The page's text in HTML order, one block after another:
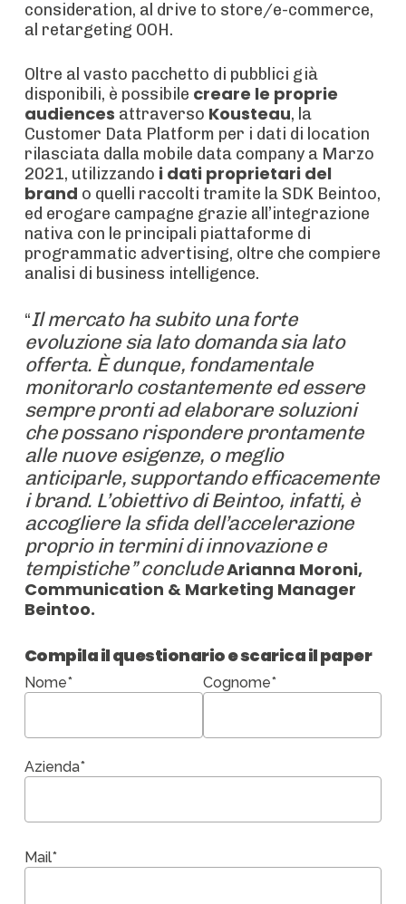
consideration, al drive to store/e-commerce,
al retargeting OOH.
Oltre al vasto pacchetto di pubblici già
disponibili, è possibile creare le proprie
audiences attraverso Kousteau, la
Customer Data Platform per i dati di location
rilasciata dalla mobile data company a Marzo
2021, utilizzando i dati proprietari del
brand o quelli raccolti tramite la SDK Beintoo,
ed erogare campagne grazie all’integrazione
nativa con le principali piattaforme di
programmatic advertising, oltre che compiere
analisi di business intelligence.
“Il mercato ha subito una forte
evoluzione sia lato domanda sia lato
offerta. È dunque, fondamentale
monitorarlo costantemente ed essere
sempre pronti ad elaborare soluzioni
che possano rispondere prontamente
alle nuove esigenze, o meglio
anticiparle, supportando efficacemente
i brand. L’obiettivo di Beintoo, infatti, è
accogliere la sfida dell’accelerazione
proprio in termini di innovazione e
tempistiche” concludeArianna Moroni,
Communication & Marketing Manager
Beintoo.
Compila il questionario e scarica il paper
Nome* Cognome*
Azienda*
Mail*